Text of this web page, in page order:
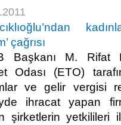
çağrısı
Başkanı M. Rifat
Odası (ETO)
ve gelir vergisi
ihracat yapan
şirketlerin yetkilileri